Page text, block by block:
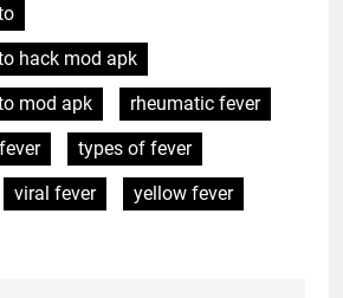
hack mod apk
mod apk
rheumatic fever
types of fever
viral fever
yellow fever